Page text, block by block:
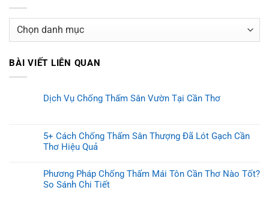
mục
BÀI VIẾT LIÊN QUAN
Dịch Vụ Chống Thấm Sân Vườn Tại Cần Thơ
5+ Cách Chống Thấm Sân Thượng Đã Lót Gạch Cần
Thơ Hiệu Quả
Phương Pháp Chống Thấm Mái Tôn Cần Thơ Nào Tốt?
So Sánh Chi Tiết